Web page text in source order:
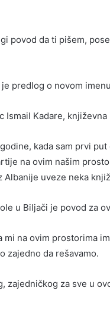
povod da ti pišem,
predlog o novom
Kadare,
kada sam prvi
na ovim našim
uveze neka
u Biljači je povod za
na ovim prostorima
zajedno da rešavamo.
zajedničkog za sve u